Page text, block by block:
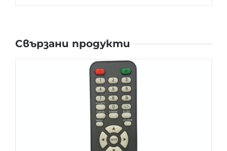
Свързани продукти